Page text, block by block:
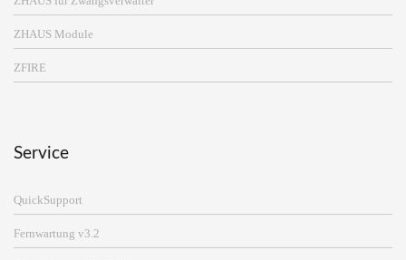
ZHAUS Module
ZFIRE
Service
QuickSupport
Fernwartung v3.2